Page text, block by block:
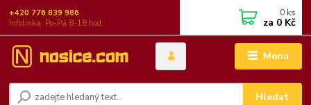
Menu
Hledat
+420 776 839 986
Infolinka: Po-Pá 8-18 hod.
0 ks
za 0 Kč